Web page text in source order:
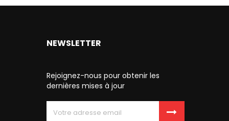
NEWSLETTER
Rejoignez-nous pour obtenir les
dernières mises à jour